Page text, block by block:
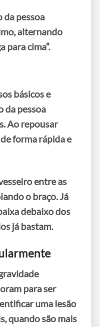
da pessoa
alternando
para cima”.
básicos e
da pessoa
. Ao repousar
forma rápida e
entre as
o braço. Já
debaixo dos
já bastam.
para ser
uma lesão
, quando são mais